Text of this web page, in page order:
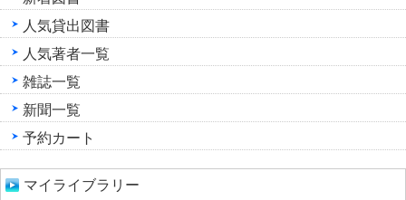
人気貸出図書
人気著者一覧
雑誌一覧
新聞一覧
予約カート
マイライブラリー